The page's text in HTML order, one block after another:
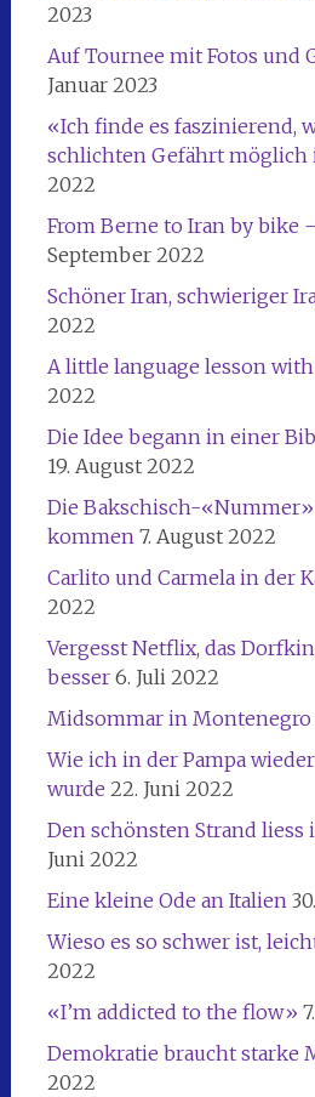
2023
Auf Tournee mit Fotos und
Januar 2023
«Ich finde es faszinierend,
schlichten Gefährt möglich
2022
From Berne to Iran by bike
September 2022
Schöner Iran, schwieriger
2022
A little language lesson with
2022
Die Idee begann in einer
19. August 2022
Die Bakschisch-
kommen 7. August 2022
Carlito und Carmela in der
2022
Vergesst Netflix, das
besser 6. Juli 2022
Midsommar in Montenegro
Wie ich in der Pampa
wurde 22. Juni 2022
Den schönsten Strand
Juni 2022
Eine kleine Ode an Italien
Wieso es so schwer ist,
2022
«I’m addicted to the flow»
Demokratie braucht starke
2022